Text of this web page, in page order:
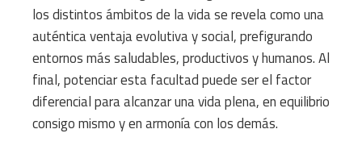
los distintos ámbitos de la vida se revela como una
auténtica ventaja evolutiva y social, prefigurando
entornos más saludables, productivos y humanos. Al
final, potenciar esta facultad puede ser el factor
diferencial para alcanzar una vida plena, en equilibrio
consigo mismo y en armonía con los demás.